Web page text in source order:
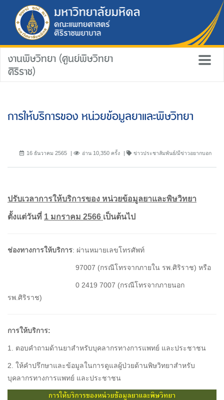
งานพิษวิทยา (ศูนย์พิษวิทยา
ศิริราช)
การให้บริการของ หน่วยข้อมูลยาและพิษวิทยา
16 ธันวาคม 2565 อ่าน 10,350 ครั้ง ข่าวประชาสัมพันธ์/มีข่าวอยากบอก
ปรับเวลาการให้บริการของ หน่วยข้อมูลยาและพิษวิทยา
ตั้งแต่วันที่ 1 มกราคม 2566 เป็นต้นไป
ช่องทางการให้บริการ: ผ่านหมายเลขโทรศัพท์
97007 (กรณีโทรจากภายใน รพ.ศิริราช) หรือ
0 2419 7007 (กรณีโทรจากภายนอก
รพ.ศิริราช)
การให้บริการ:
1. ตอบคำถามด้านยาสำหรับบุคลากรทางการแพทย์ และประชาชน
2. ให้คำปรึกษาและข้อมูลในการดูแลผู้ป่วยด้านพิษวิทยาสำหรับ
บุคลากรทางการแพทย์ และประชาชน